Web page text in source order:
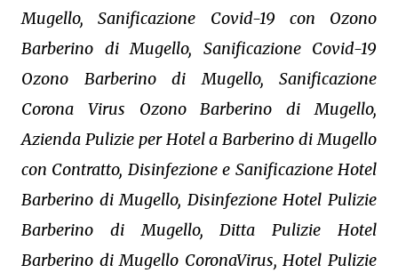
Mugello, Sanificazione Covid-19 con Ozono
Barberino di Mugello, Sanificazione Covid-19
Ozono Barberino di Mugello, Sanificazione
Corona Virus Ozono Barberino di Mugello,
Azienda Pulizie per Hotel a Barberino di Mugello
con Contratto, Disinfezione e Sanificazione Hotel
Barberino di Mugello, Disinfezione Hotel Pulizie
Barberino di Mugello, Ditta Pulizie Hotel
Barberino di Mugello CoronaVirus, Hotel Pulizie